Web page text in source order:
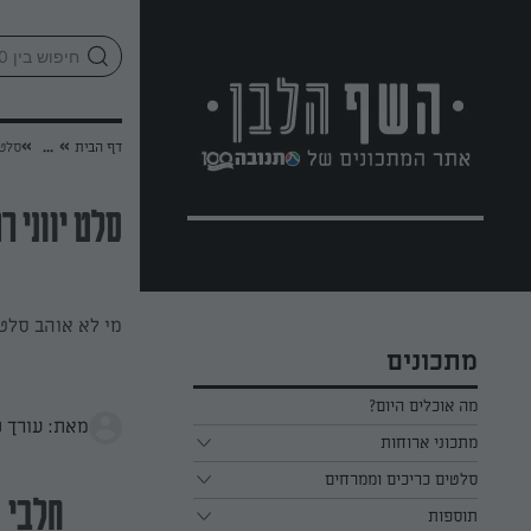
מתכונים
מה אוכלים היום?
מתכוני ארוחות
ארוחת בוקר
ארוחת צהריים
סלטים כריכים וממרחים
כל הסלטים כריכים וממרחים
תוספות
דף הבית »
...
»סלט
סלט יווני
מי לא אוהב סלט
מאת: עורך
חלבי